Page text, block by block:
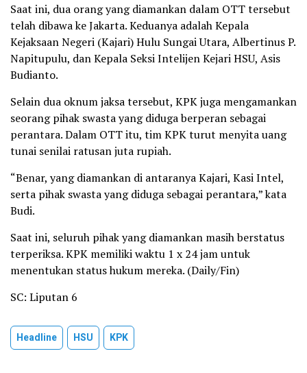
Saat ini, dua orang yang diamankan dalam OTT tersebut
telah dibawa ke Jakarta. Keduanya adalah Kepala
Kejaksaan Negeri (Kajari) Hulu Sungai Utara, Albertinus P.
Napitupulu, dan Kepala Seksi Intelijen Kejari HSU, Asis
Budianto.
Selain dua oknum jaksa tersebut, KPK juga mengamankan
seorang pihak swasta yang diduga berperan sebagai
perantara. Dalam OTT itu, tim KPK turut menyita uang
tunai senilai ratusan juta rupiah.
“Benar, yang diamankan di antaranya Kajari, Kasi Intel,
serta pihak swasta yang diduga sebagai perantara,” kata
Budi.
Saat ini, seluruh pihak yang diamankan masih berstatus
terperiksa. KPK memiliki waktu 1 x 24 jam untuk
menentukan status hukum mereka. (Daily/Fin)
SC: Liputan 6
Headline HSU KPK